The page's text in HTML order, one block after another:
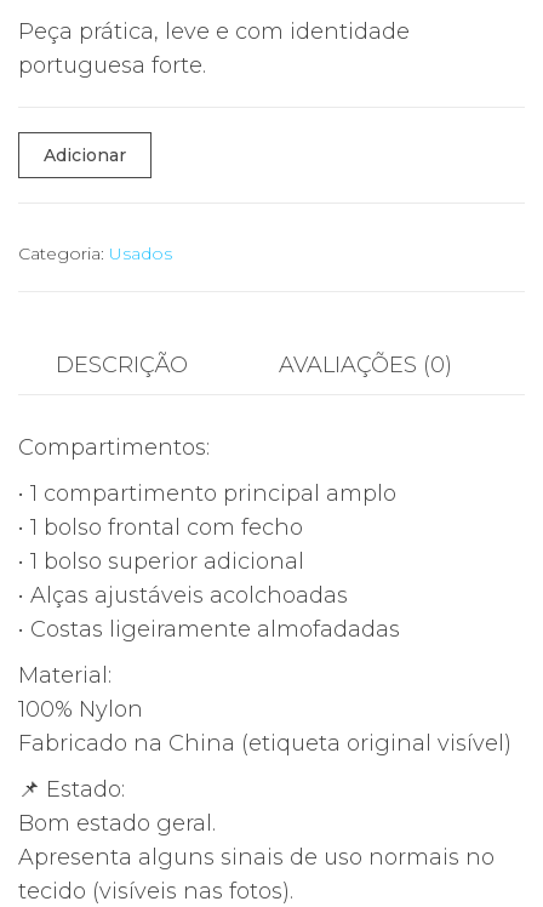
Peça prática, leve e com identidade
portuguesa forte.
Quantidade
de
Mochila
FPF
&
Azul
–
Oficial
Seleção
–
Adicionar
Categoria: Usados
DESCRIÇÃO AVALIAÇÕES (0)
Compartimentos:
• 1 compartimento principal amplo
• 1 bolso frontal com fecho
• 1 bolso superior adicional
• Alças ajustáveis acolchoadas
• Costas ligeiramente almofadadas
Material:
100% Nylon
Fabricado na China (etiqueta original visível)
📌 Estado:
Bom estado geral.
Apresenta alguns sinais de uso normais no
tecido (visíveis nas fotos).